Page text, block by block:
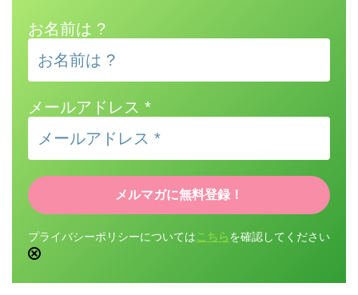
お名前は ?
メールアドレス *
プライバシーポリシーについては こちら を確認してください